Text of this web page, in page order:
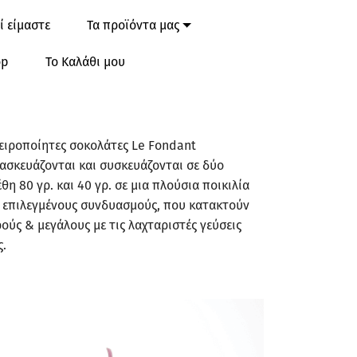
είμαστε Τα προϊόντα μας
Το Καλάθι μου
σοκολάτες Le Fondant
και συσκευάζονται σε δύο
80 γρ. και 40 γρ. σε μια πλούσια ποικιλία
συνδυασμούς, που κατακτούν
& μεγάλους με τις λαχταριστές γεύσεις